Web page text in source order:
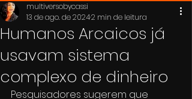
Humanos Arcaicos já
usavam sistema
complexo de dinheiro
multiversobycassi
13 de ago. de 20242 min de leitura
Pesquisadores sugerem que